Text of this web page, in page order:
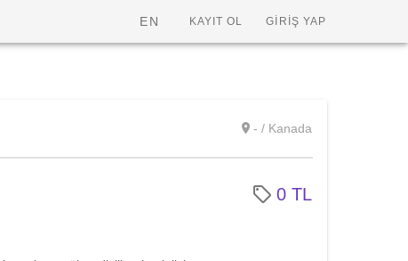
EN KAYIT OL GİRİŞ YAP
- / Kanada
0 TL